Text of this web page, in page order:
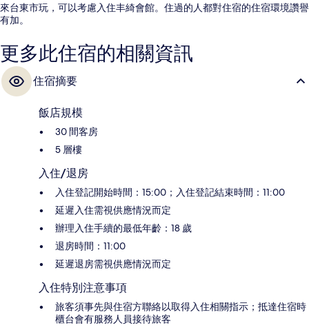
來台東市玩，可以考慮入住丰綺會館。住過的人都對住宿的住宿環境讚譽
有加。
更多此住宿的相關資訊
住宿摘要
飯店規模
30 間客房
5 層樓
入住/退房
入住登記開始時間：15:00；入住登記結束時間：11:00
延遲入住需視供應情況而定
辦理入住手續的最低年齡：18 歲
退房時間：11:00
延遲退房需視供應情況而定
入住特別注意事項
旅客須事先與住宿方聯絡以取得入住相關指示；抵達住宿時
櫃台會有服務人員接待旅客